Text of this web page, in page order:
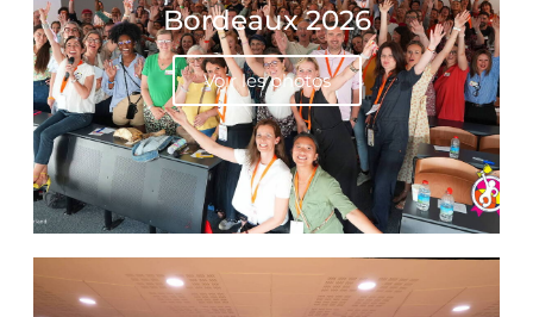
Bordeaux 2026
Voir les photos